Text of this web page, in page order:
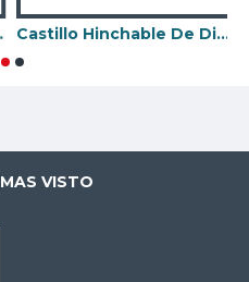
Castillo Hinchable De Discoteca
MAS VISTO